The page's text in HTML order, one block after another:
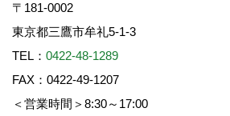
〒181-0002
東京都三鷹市牟礼5-1-3
TEL： 0422-48-1289
FAX：0422-49-1207
＜営業時間＞8:30～17:00